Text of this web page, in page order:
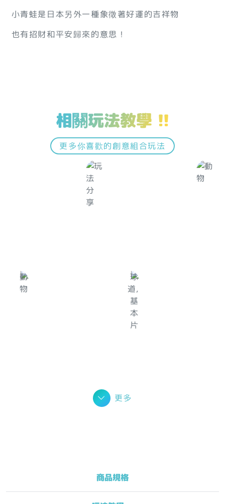
小青蛙是日本另外一種象徵著好運的吉祥物
也有招財和平安歸來的意思！
相關玩法教學 !!
更多你喜歡的創意組合玩法
更多
商品規格